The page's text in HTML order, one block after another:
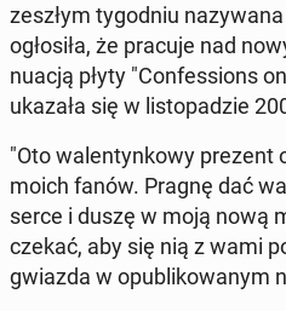
zeszłym ty­go­dniu
ogło­si­ła, że pracuje nad
nu­acją płyty "Con­fes­sions
ukazała się w li­sto­pa­dzie
"Oto wa­len­tyn­ko­wy prezent
moich fanów. Pragnę dać
serce i duszę w moją nową
cze­kać, aby się nią z wami
gwiazda w opu­bli­ko­wa­nym